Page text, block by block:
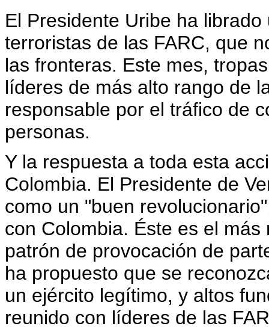
El Presidente Uribe ha
terroristas de las FARC, que
las fronteras. Este mes,
líderes de más alto rango de
responsable por el tráfico de
personas.
Y la respuesta a toda esta
Colombia. El Presidente de
como un "buen
con Colombia. Éste es el
patrón de provocación de
ha propuesto que se
un ejército legítimo, y altos
reunido con líderes de las